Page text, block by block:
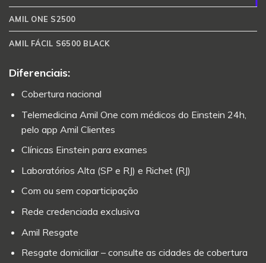
AMIL ONE S2500
AMIL FÁCIL S6500 BLACK
Diferenciais:
Cobertura nacional
Telemedicina Amil One com médicos do Einstein 24h,
pelo app Amil Clientes
Clínicas Einstein para exames
Laboratórios Alta (SP e RJ) e Richet (RJ)
Com ou sem coparticipação
Rede credenciada exclusiva
Amil Resgate
Resgate domiciliar – consulte as cidades de cobertura